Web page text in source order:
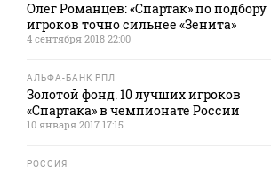
Олег Романцев: «Спартак» по подбору
игроков точно сильнее «Зенита»
4 сентября 2018 22:00
АЛЬФА-БАНК РПЛ
Золотой фонд. 10 лучших игроков
«Спартака» в чемпионате России
10 января 2017 17:15
РОССИЯ